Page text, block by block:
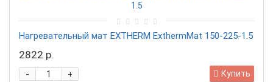
Нагревательный мат EXTHERM ExthermMat 150-225-1.5
2822 р.
+
- Купить